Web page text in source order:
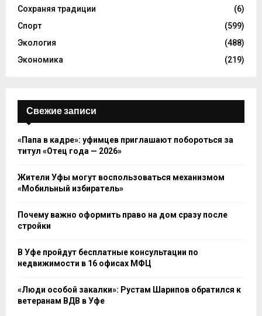
Сохраняя традиции
(6)
Спорт
(599)
Экология
(488)
Экономика
(219)
Свежие записи
«Папа в кадре»: уфимцев приглашают побороться за
титул «Отец года — 2026»
Жители Уфы могут воспользоваться механизмом
«Мобильный избиратель»
Почему важно оформить право на дом сразу после
стройки
В Уфе пройдут бесплатные консультации по
недвижимости в 16 офисах МФЦ
«Люди особой закалки»: Рустам Шарипов обратился к
ветеранам ВДВ в Уфе